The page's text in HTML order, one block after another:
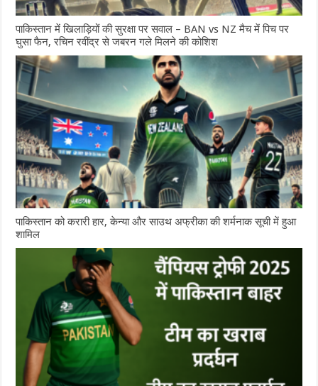
पाकिस्तान में खिलाड़ियों की सुरक्षा पर सवाल – BAN vs NZ मैच में पिच पर
घुसा फैन, रचिन रवींद्र से जबरन गले मिलने की कोशिश
पाकिस्तान को करारी हार, केन्या और साउथ अफ्रीका की शर्मनाक सूची में हुआ
शामिल